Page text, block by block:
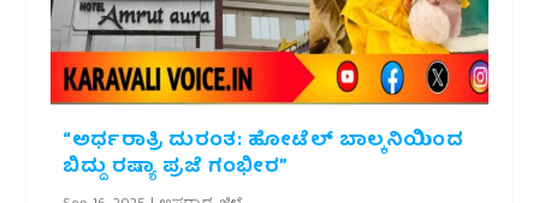
“ಅರ್ಧರಾತ್ರಿ ದುರಂತ: ಹೋಟೆಲ್ ಬಾಲ್ಕನಿಯಿಂದ
ಬಿದ್ದು ರಷ್ಯಾ ಪ್ರಜೆ ಗಂಭೀರ”